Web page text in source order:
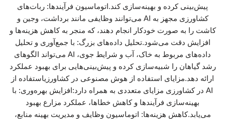
پیش‌بینی کرده و بهینه‌سازی کند.اتوماسیون فرآیندها: ربات‌های
کشاورزی مجهز به AI می‌توانند وظایفی مانند برداشت، وجین و
کاشت را به صورت خودکار انجام دهند، که منجر به کاهش هزینه‌ها و
افزایش دقت می‌شود.تحلیل داده‌های بزرگ: با جمع‌آوری و تحلیل
داده‌های مربوط به خاک، آب و شرایط جوی، AI می‌تواند الگوهای
رشد گیاهان را شبیه‌سازی کرده و پیش‌بینی‌هایی برای بهبود عملکرد
ارائه دهد.مزایای استفاده از هوش مصنوعی در کشاورزیاستفاده از
AI در کشاورزی مزایای متعددی به همراه دارد:افزایش بهره‌وری: با
بهینه‌سازی فرآیندها و کاهش خطاها، عملکرد مزارع بهبود
می‌یابد.کاهش هزینه‌ها: اتوماسیون وظایف و مدیریت بهینه منابع،